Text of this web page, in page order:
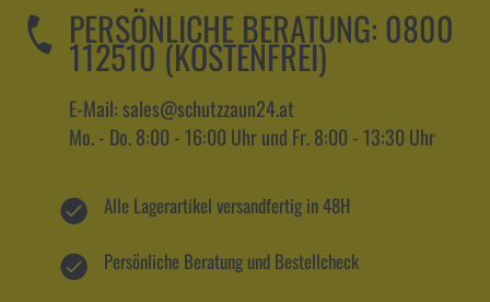
PERSÖNLICHE BERATUNG: 0800
112510 (KOSTENFREI)
E-Mail: sales@schutzzaun24.at
Mo. - Do. 8:00 - 16:00 Uhr und Fr. 8:00 - 13:30 Uhr
Alle Lagerartikel versandfertig in 48H
Persönliche Beratung und Bestellcheck